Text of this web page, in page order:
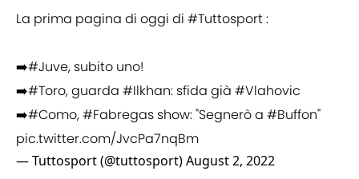
La prima pagina di oggi di #Tuttosport:
➡️#Juve, subito uno!
➡️#Toro, guarda #Ilkhan: sfida già #Vlahovic
➡️#Como,#Fabregas show: "Segnerò a #Buffon"
pic.twitter.com/JvcPa7nqBm
— Tuttosport (@tuttosport)August 2, 2022